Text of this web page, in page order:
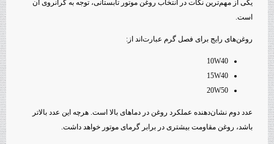
یکی از مهم‌ترین نکات در انتخاب روغن موتور تابستانی، توجه به گرانروی آن
است.
روغن‌های رایج برای فصل گرم عبارت‌اند از:
10W40
15W40
20W50
عدد دوم نشان‌دهنده عملکرد روغن در دماهای بالا است. هرچه این عدد بالاتر
باشد، روغن مقاومت بیشتری در برابر گرمای موتور خواهد داشت.